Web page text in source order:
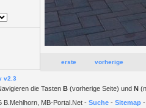
erste vorherige
die Tasten B(vorherige Seite) und N
B.Mehlhorn, MB-Portal.Net - Suche- Sitemap-